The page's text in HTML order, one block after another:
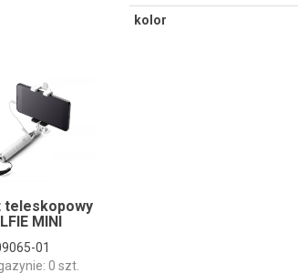
kolor
teleskopowy
MINI
01
0 szt.